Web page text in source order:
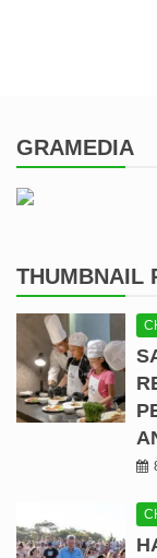
GRAMEDIA
THUMBNAIL